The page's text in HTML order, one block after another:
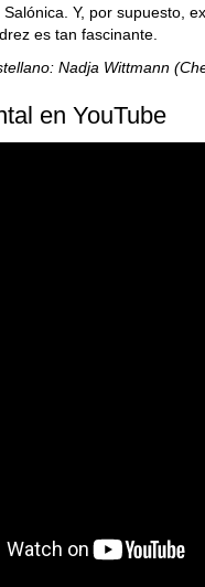
Y, por supuesto,
es tan fascinante.
Nadja Wittmann
en YouTube